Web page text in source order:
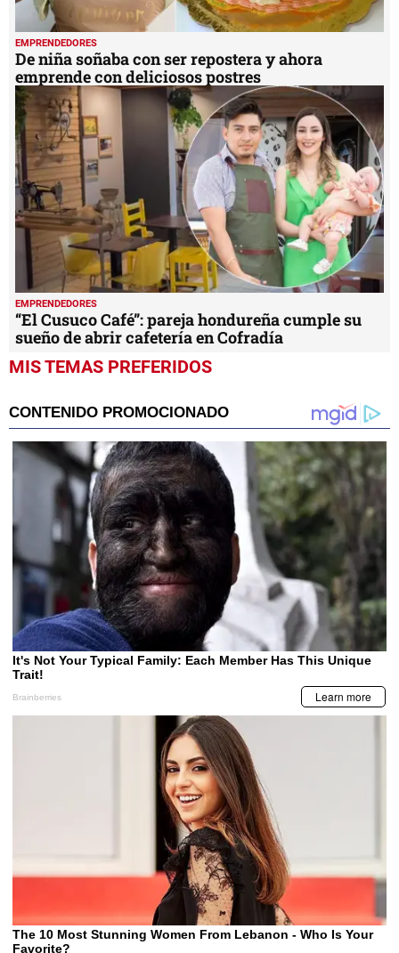
EMPRENDEDORES
De niña soñaba con ser repostera y ahora
emprende con deliciosos postres
EMPRENDEDORES
“El Cusuco Café”: pareja hondureña cumple su
sueño de abrir cafetería en Cofradía
MIS TEMAS PREFERIDOS